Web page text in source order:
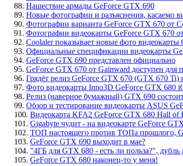
88. Нашествие армады GeForce GTX 690
89. Новые фотографии и разъяснения, касаемо
90. Фотографии варианта GeForce GTX 670 от
91. Фотографии видеокарты GeForce GTX 670
92. Coolaler показывает новые фото
93. Официальные спецификации видеокарты
94. GeForce GTX 690 представлен официально
95. GeForce GTX 670 от Gainward доступен для
96. Грядёт релиз GeForce GTX 670 (GTX 670 Ti)
97. Фото видеокарты Inno3D GeForce GTX 680
98. Релиз (наверное бумажный) GTX 690
99. Обзор и тестирование видеокарты ASUS
100. Видеокарта KFA2 GeForce GTX 680 Hall of
101. Gigabyte чудит - на видеокарте GeForce
102. ТОП настоящего против ТОПа прошлого,
103. GeForce GTX 690 выходит в мае?
104. "4ГБ для GTX 680 - есть ли польза?",
105. GeForce GTX 680 наконец-то у меня!